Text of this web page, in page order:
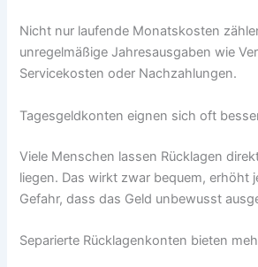
Nicht nur laufende Monatskosten
unregelmäßige Jahresausgaben wie
Servicekosten oder Nachzahlungen.
Tagesgeldkonten eignen sich oft
Viele Menschen lassen Rücklagen
liegen. Das wirkt zwar bequem, erhöht
Gefahr, dass das Geld unbewusst
Separierte Rücklagenkonten bieten